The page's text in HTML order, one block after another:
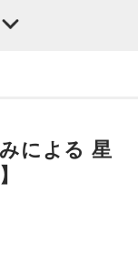
ターのひとりで
ており、トゥル
ティストのひと
で50億回を
に響いているか
をあげて、本音
す〜！
ホットなエンタ
* - * - * - * - * - *
ッキリしそう。
による 星